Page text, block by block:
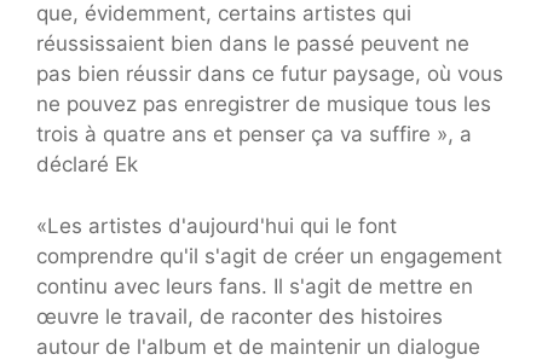
que, évidemment, certains artistes qui
réussissaient bien dans le passé peuvent ne
pas bien réussir dans ce futur paysage, où vous
ne pouvez pas enregistrer de musique tous les
trois à quatre ans et penser ça va suffire », a
déclaré Ek
«Les artistes d'aujourd'hui qui le font
comprendre qu'il s'agit de créer un engagement
continu avec leurs fans. Il s'agit de mettre en
œuvre le travail, de raconter des histoires
autour de l'album et de maintenir un dialogue